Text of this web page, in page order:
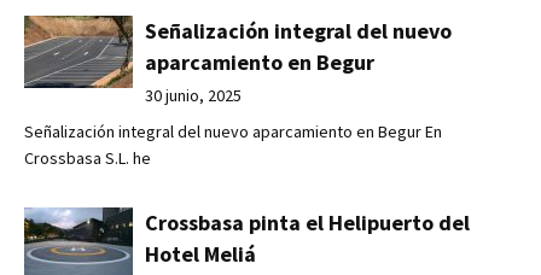
Señalización integral del nuevo
aparcamiento en Begur
30 junio, 2025
Señalización integral del nuevo aparcamiento en Begur En
Crossbasa S.L. he
Crossbasa pinta el Helipuerto del
Hotel Meliá